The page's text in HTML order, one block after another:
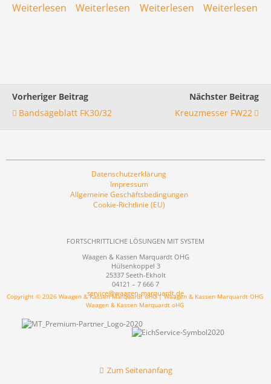
Weiterlesen Weiterlesen Weiterlesen Weiterlesen
Vorheriger Beitrag
Bandsägeblatt FK30/32
Nächster Beitrag
Kreuzmesser FW22
Datenschutzerklärung
Impressum
Allgemeine Geschäftsbedingungen
Cookie-Richtlinie (EU)
FORTSCHRITTLICHE LÖSUNGEN MIT SYSTEM
Waagen & Kassen Marquardt OHG
Hülsenkoppel 3
25337 Seeth-Ekholt
04121 – 7 666 7
service@waagen-marquardt.de
Copyright © 2026 Waagen & Kassen Marquardt oHG | Waagen & Kassen Marquardt OHG
Waagen & Kassen Marquardt oHG
Zum Seitenanfang